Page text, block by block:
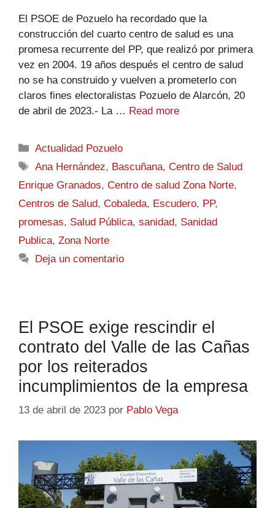
El PSOE de Pozuelo ha recordado que la
construcción del cuarto centro de salud es una
promesa recurrente del PP, que realizó por primera
vez en 2004. 19 años después el centro de salud
no se ha construido y vuelven a prometerlo con
claros fines electoralistas Pozuelo de Alarcón, 20
de abril de 2023.- La … Read more
Actualidad Pozuelo
Ana Hernández, Bascuñana,Centro de Salud
Enrique Granados, Centro de salud Zona Norte,
Centros de Salud, Cobaleda, Escudero, PP,
promesas, Salud Pública, sanidad, Sanidad
Publica, Zona Norte
Deja un comentario
El PSOE exige rescindir el
contrato del Valle de las Cañas
por los reiterados
incumplimientos de la empresa
13 de abril de 2023 por Pablo Vega